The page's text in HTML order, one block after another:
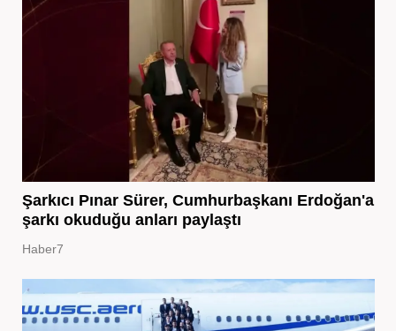
Şarkıcı Pınar Sürer, Cumhurbaşkanı Erdoğan'a
şarkı okuduğu anları paylaştı
Haber7